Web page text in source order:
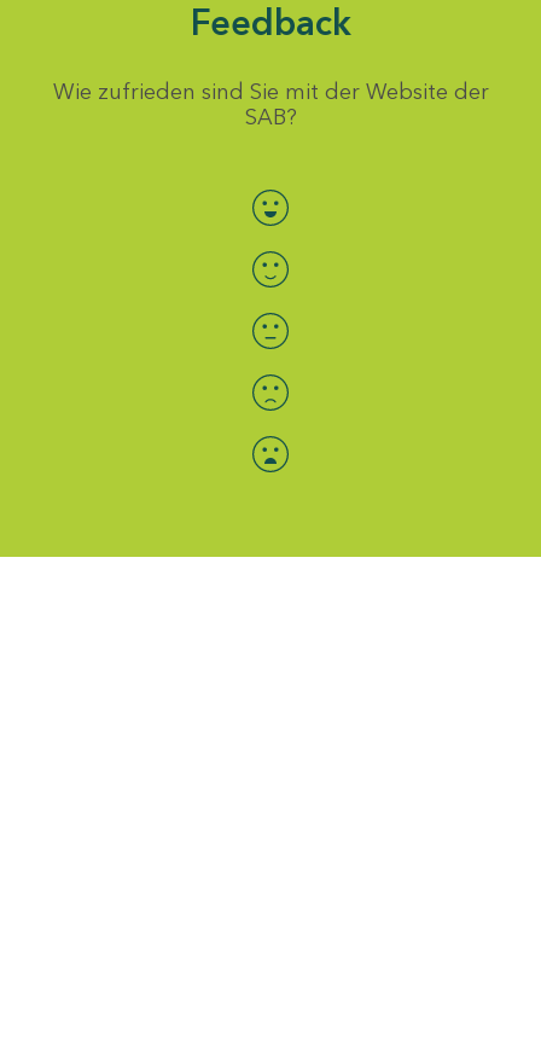
Feedback
Wie zufrieden sind Sie mit der Website der
SAB?
Bewertung auswählen